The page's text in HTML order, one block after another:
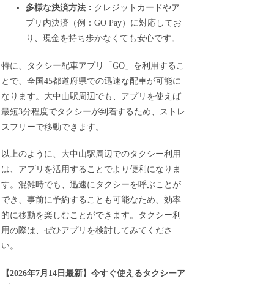
多様な決済方法： クレジットカードやア
プリ内決済（例：GO Pay）に対応してお
り、現金を持ち歩かなくても安心です。
特に、タクシー配車アプリ「GO」を利用するこ
とで、全国45都道府県での迅速な配車が可能に
なります。大中山駅周辺でも、アプリを使えば
最短3分程度でタクシーが到着するため、ストレ
スフリーで移動できます。
以上のように、大中山駅周辺でのタクシー利用
は、アプリを活用することでより便利になりま
す。混雑時でも、迅速にタクシーを呼ぶことが
でき、事前に予約することも可能なため、効率
的に移動を楽しむことができます。タクシー利
用の際は、ぜひアプリを検討してみてくださ
い。
【2026年7月14日最新 】今すぐ使えるタクシーア